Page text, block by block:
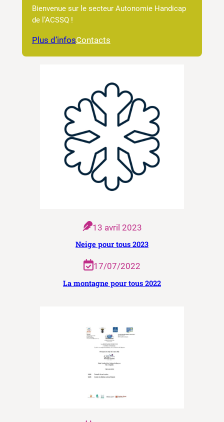
Bienvenue sur le secteur Autonomie Handicap
de l’ACSSQ !
Plus d’infosContacts
13 avril 2023
Neige pour tous 2023
17/07/2022
La montagne pour tous 2022